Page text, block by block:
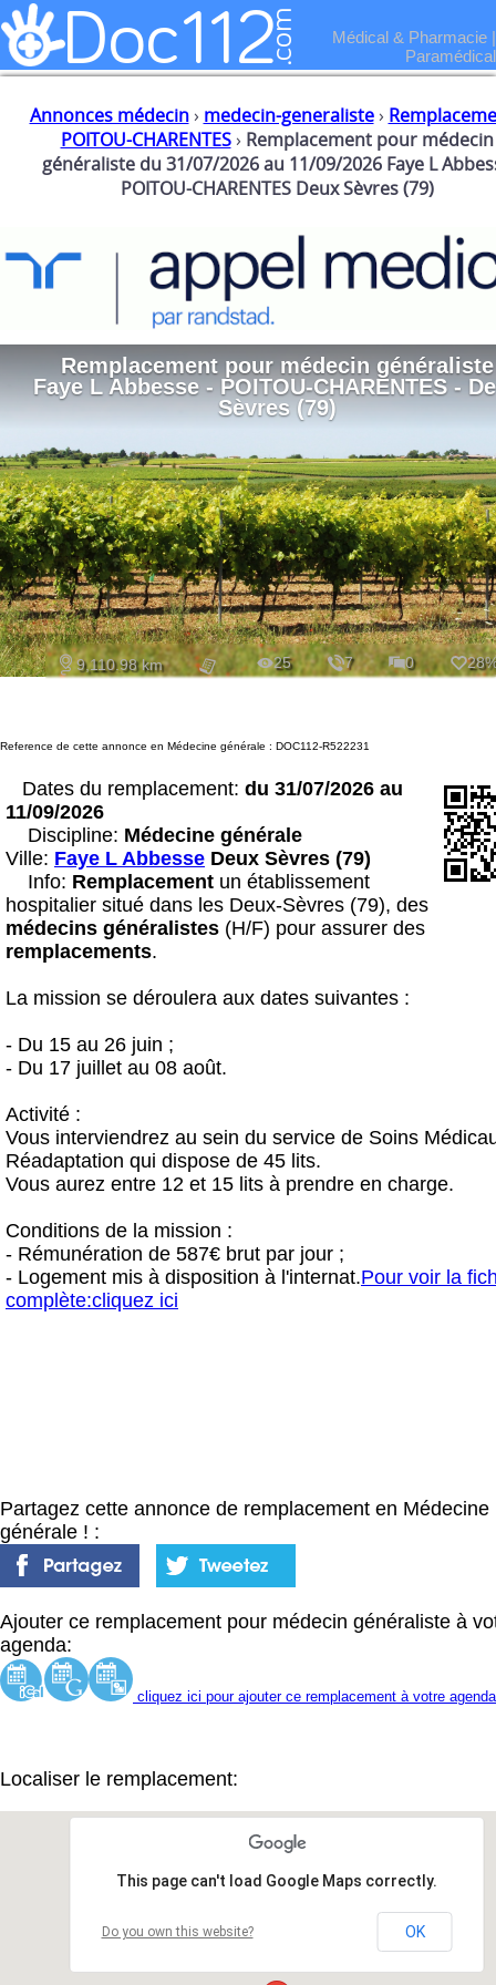
Médical & Pharmacie |
Paramédical
Annonces médecin › medecin-generaliste ›
POITOU-CHARENTES › Remplacement pour médecin
généraliste du 31/07/2026 au 11/09/2026 Faye L
POITOU-CHARENTES Deux Sèvres (79)
Remplacementpour médecin généraliste
Faye L Abbesse - POITOU-CHARENTES -
Sèvres (79)
9,110.98 km 25 7 0
Reference de cette annonce en Médecine générale : DOC112-R522231
Dates du remplacement: du 31/07/2026 au
11/09/2026
Discipline: Médecine générale
Ville: Faye L Abbesse Deux Sèvres (79)
Info: Remplacement un établissement
hospitalier situé dans les Deux-Sèvres (79), des
médecins généralistes (H/F) pour assurer des
remplacements.
La mission se déroulera aux dates suivantes :
- Du 15 au 26 juin ;
- Du 17 juillet au 08 août.
Activité :
Vous interviendrez au sein du service de Soins
Réadaptation qui dispose de 45 lits.
Vous aurez entre 12 et 15 lits à prendre en charge.
Conditions de la mission :
- Rémunération de 587€ brut par jour ;
- Logement mis à disposition à l'internat.Pour voir la
complète:cliquez ici
Partagez cette annonce de remplacement en Médecine
générale ! :
Ajouter ce remplacement pour médecin généraliste à
agenda:
cliquez ici pour ajouter ce remplacement à votre agenda
Localiser le remplacement:
This page can't load Google Maps correctly.
Do you own this website? OK